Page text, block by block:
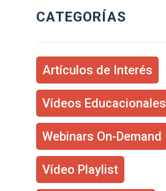
CATEGORÍAS
Artículos de Interés
Vídeos Educacionales
Webinars On-Demand
Vídeo Playlist